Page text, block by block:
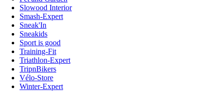
Slowood Interior
Smash-Expert
Sneak'In
Sneakids
Sport is good
Training-Fit
Triathlon-Expert
TripnBikers
Vélo-Store
Winter-Expert